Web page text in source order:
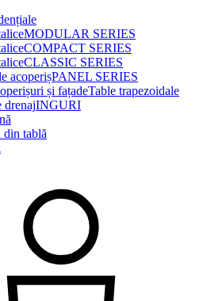
MODULAR SERIES
COMPACT SERIES
CLASSIC SERIES
acoperișPANEL SERIES
și fațadeTable trapezoidale
drenajINGURI
din tablă